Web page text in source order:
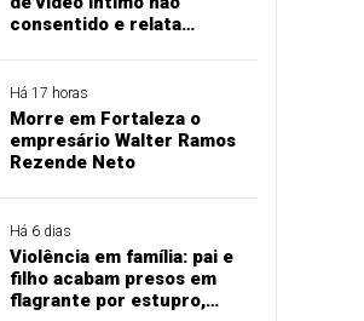
consentido e relata
Há 17 horas
Morre em Fortaleza o
empresário Walter Ramos
Rezende Neto
Há 6 dias
Violência em família: pai e
filho acabam presos em
flagrante por estupro,